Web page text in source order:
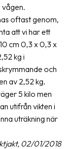
vågen.
oftast genom,
att vi har ett
cm 0,3 x 0,3 x
kg i
och
av 2,52 kg.
5 kilo men
utifrån vikten i
uträkning när
02/01/2018